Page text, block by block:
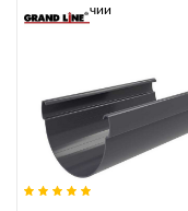
В наличии